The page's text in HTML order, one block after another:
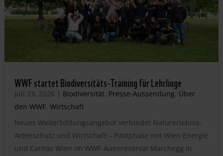
WWF startet Biodiversitäts-Training für Lehrlinge
Juli 23, 2026 | Biodiversität, Presse-Aussendung, Über
den WWF, Wirtschaft
Neues Weiterbildungsangebot verbindet Naturerlebnis,
Artenschutz und Wirtschaft – Pilotphase mit Wien Energie
und Caritas Wien im WWF-Auenreservat Marchegg in